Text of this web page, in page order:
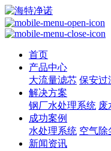
首页
产品中心
大流量滤芯 保安过
解决方案
钢厂水处理系统 废
成功案例
水处理系统 空气除
新闻资讯